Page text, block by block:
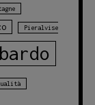
Pieralvise